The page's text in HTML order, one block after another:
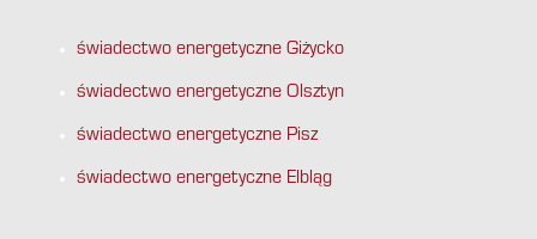
świadectwo energetyczne Giżycko
świadectwo energetyczne Olsztyn
świadectwo energetyczne Pisz
świadectwo energetyczne Elbląg